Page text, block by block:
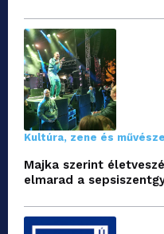
Kultúra, zene és
Majka szerint
elmarad a